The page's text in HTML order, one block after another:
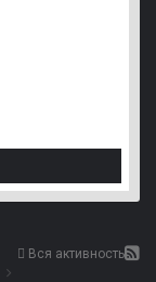
Вся активность